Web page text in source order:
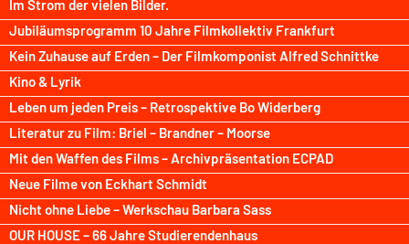
Im Strom der vielen Bilder.
Jubiläumsprogramm 10 Jahre Filmkollektiv Frankfurt
Kein Zuhause auf Erden – Der Filmkomponist Alfred Schnittke
Kino & Lyrik
Leben um jeden Preis – Retrospektive Bo Widerberg
Literatur zu Film: Briel – Brandner – Moorse
Mit den Waffen des Films – Archivpräsentation ECPAD
Neue Filme von Eckhart Schmidt
Nicht ohne Liebe – Werkschau Barbara Sass
OUR HOUSE – 66 Jahre Studierendenhaus